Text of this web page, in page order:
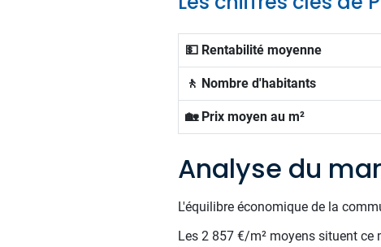
💵 Rentabilité moyenne
🚶 Nombre d'habitants
🏡 Prix moyen au m²
Analyse du
L'équilibre économique de la
Les 2 857 €/m² moyens situent ce